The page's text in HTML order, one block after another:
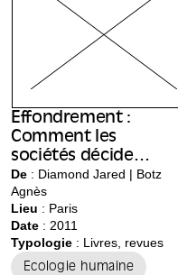
Effondrement :
Comment les
sociétés décident
de leur disparition
ou de leur survie
De : Diamond Jared | Botz
Agnès
Lieu : Paris
Date : 2011
Typologie : Livres, revues
Ecologie humaine